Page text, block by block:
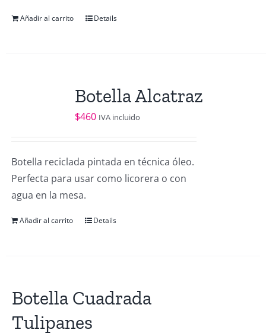
Añadir al carrito Details
Botella Alcatraz
$460 IVA incluido
Botella reciclada pintada en técnica óleo.
Perfecta para usar como licorera o con
agua en la mesa.
Añadir al carrito Details
Botella Cuadrada
Tulipanes